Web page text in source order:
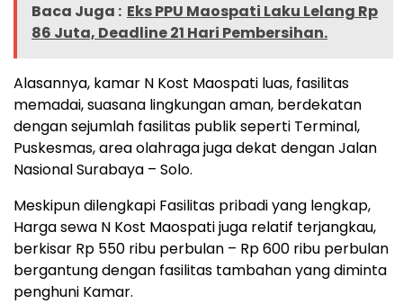
Baca Juga : Eks PPU Maospati Laku Lelang Rp
86 Juta, Deadline 21 Hari Pembersihan.
Alasannya, kamar N Kost Maospati luas, fasilitas
memadai, suasana lingkungan aman, berdekatan
dengan sejumlah fasilitas publik seperti Terminal,
Puskesmas, area olahraga juga dekat dengan Jalan
Nasional Surabaya – Solo.
Meskipun dilengkapi Fasilitas pribadi yang lengkap,
Harga sewa N Kost Maospati juga relatif terjangkau,
berkisar Rp 550 ribu perbulan – Rp 600 ribu perbulan
bergantung dengan fasilitas tambahan yang diminta
penghuni Kamar.